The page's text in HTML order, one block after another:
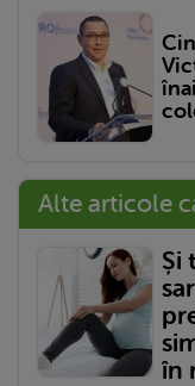
Alte articole
Și
în